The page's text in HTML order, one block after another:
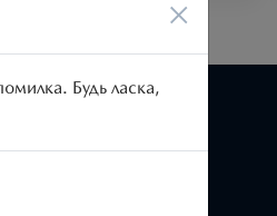
×
Будь ласка,